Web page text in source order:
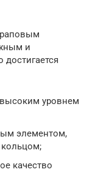
и
уровнем
элементом,
кольцом;
качество